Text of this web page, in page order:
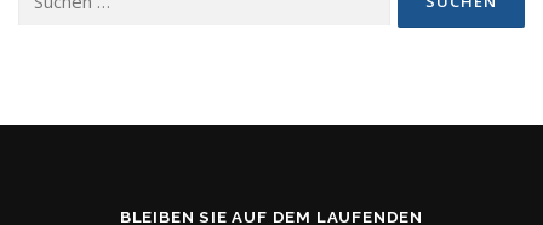
nach:
BLEIBEN SIE AUF DEM LAUFENDEN